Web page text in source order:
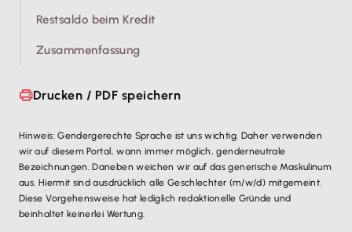
Restsaldo beim Kredit
Zusammenfassung
Drucken / PDF speichern
Hinweis: Gendergerechte Sprache ist uns wichtig. Daher verwenden
wir auf diesem Portal, wann immer möglich, genderneutrale
Bezeichnungen. Daneben weichen wir auf das generische Maskulinum
aus. Hiermit sind ausdrücklich alle Geschlechter (m/w/d) mitgemeint.
Diese Vorgehensweise hat lediglich redaktionelle Gründe und
beinhaltet keinerlei Wertung.